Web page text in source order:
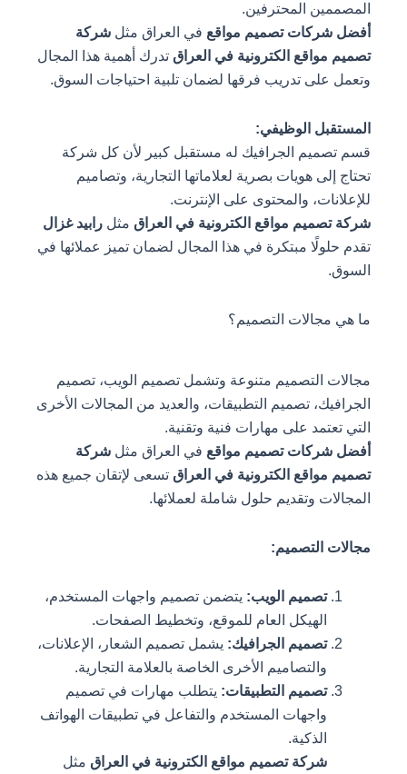
المصممين المحترفين.
أفضل شركات تصميم مواقع في العراق مثلشركة
تصميم مواقع الكترونية في العراق تدرك أهمية هذا المجال
وتعمل على تدريب فرقها لضمان تلبية احتياجات السوق.
المستقبل الوظيفي:
قسم تصميم الجرافيك له مستقبل كبير لأن كل شركة
تحتاج إلى هويات بصرية لعلاماتها التجارية، وتصاميم
للإعلانات، والمحتوى على الإنترنت.
شركة تصميم مواقع الكترونية في العراق مثلرابيد غزال
تقدم حلولًا مبتكرة في هذا المجال لضمان تميز عملائها في
السوق.
ما هي مجالات التصميم؟
مجالات التصميم متنوعة وتشمل تصميم الويب، تصميم
الجرافيك، تصميم التطبيقات، والعديد من المجالات الأخرى
التي تعتمد على مهارات فنية وتقنية.
أفضل شركات تصميم مواقع في العراق مثلشركة
تصميم مواقع الكترونية في العراق تسعى لإتقان جميع هذه
المجالات وتقديم حلول شاملة لعملائها.
مجالات التصميم:
تصميم الويب:يتضمن تصميم واجهات المستخدم،
الهيكل العام للموقع، وتخطيط الصفحات.
تصميم الجرافيك:يشمل تصميم الشعار، الإعلانات،
والتصاميم الأخرى الخاصة بالعلامة التجارية.
تصميم التطبيقات:يتطلب مهارات في تصميم
واجهات المستخدم والتفاعل في تطبيقات الهواتف
الذكية.
شركة تصميم مواقع الكترونية في العراق مثل